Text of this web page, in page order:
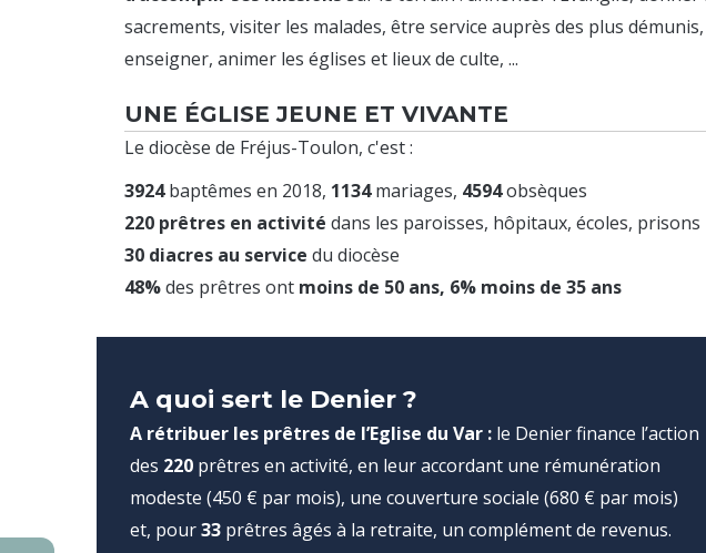
sacrements, visiter les malades, être service auprès des plus démunis,
enseigner, animer les églises et lieux de culte, ...
UNE ÉGLISE JEUNE ET VIVANTE
Le diocèse de Fréjus-Toulon, c'est :
3924baptêmes en 2018, 1134mariages, 4594obsèques
220 prêtres en activité dans les paroisses, hôpitaux, écoles, prisons
30 diacres au service du diocèse
48%des prêtres ont moins de 50 ans, 6% moins de 35 ans
A quoi sert le Denier ?
A rétribuer les prêtres de l’Eglise du Var : le Denier finance l’action
des 220 prêtres en activité, en leur accordant une rémunération
modeste (450 € par mois), une couverture sociale (680 € par mois)
et, pour33 prêtres âgés à la retraite, un complément de revenus.